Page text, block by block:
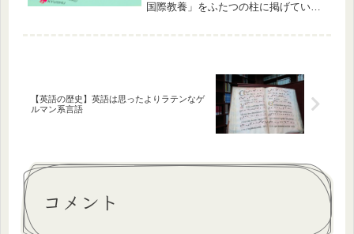
国際教養」をふたつの柱に掲げていま
【英語の歴史】英語は思ったよりラテンなゲ
ルマン系言語
コメント